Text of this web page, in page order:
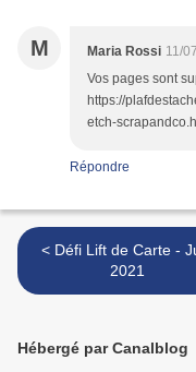
M Maria Rossi 11/
Vos pages sont
https://
etch-
Répondre
< Défi Lift de Carte - Juin
2021
Hébergé par Canalblog